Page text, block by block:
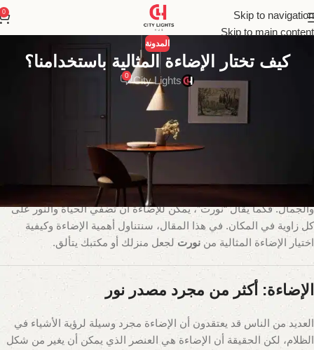
Skip to navigation
Skip to main content
0
المدونة
كيف تختار الإضاءة المثالية باستخدامنا؟
City Lights
0
نورت : كيف تضيف الإضاءة المميزة لجعل
مساحتك تتألق؟
الإضاءة هي عنصر أساسي في أي تصميم داخلي، فهي ليست مجرد
وسيلة للرؤية بل تؤثر بشكل كبير في جو المكان وطابعه. ومن خلال اختيار
الإضاءة المناسبة، يمكننا تحويل أي مكان عادي إلى مساحة تنبض بالحياة
والجمال. فكما يقال “نورت”، يمكن للإضاءة أن تضفي الحياة والنور على
كل زاوية في المكان. في هذا المقال، سنتناول أهمية الإضاءة وكيفية
اختيار الإضاءة المثالية مننورت لجعل منزلك أو مكتبك يتألق.
الإضاءة: أكثر من مجرد مصدر نور
العديد من الناس قد يعتقدون أن الإضاءة مجرد وسيلة لرؤية الأشياء في
الظلام، لكن الحقيقة أن الإضاءة هي العنصر الذي يمكن أن يغير من شكل